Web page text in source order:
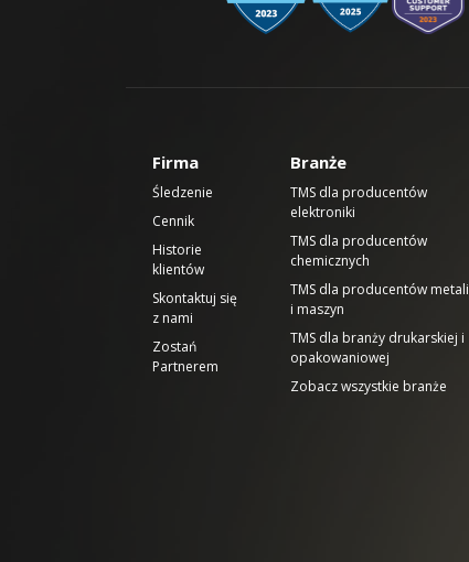
Firma
Śledzenie
Cennik
Historie
klientów
Skontaktuj się
z nami
Zostań
Partnerem
Branże
TMS dla producentów
elektroniki
TMS dla producentów
chemicznych
TMS dla producentów metali
i maszyn
TMS dla branży drukarskiej i
opakowaniowej
Zobacz wszystkie branże